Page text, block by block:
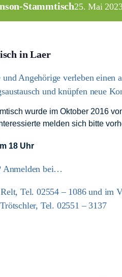
Stammtisch25. Mai
in Laer
Angehörige verleben einen
und knüpfen neue
wurde im Oktober 2016
melden sich bitte
18 Uhr
Anmelden bei…
Tel. 02554 – 1086 und im
Tel. 02551 – 3137